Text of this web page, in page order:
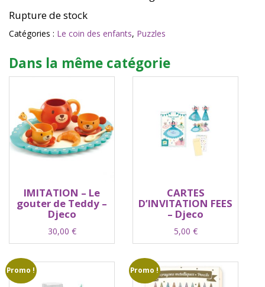
Rupture de stock
Catégories : Le coin des enfants, Puzzles
Dans la même catégorie
IMITATION – Le
gouter de Teddy –
Djeco
30,00 €
CARTES
D’INVITATION FEES
– Djeco
5,00 €
Promo ! Promo !